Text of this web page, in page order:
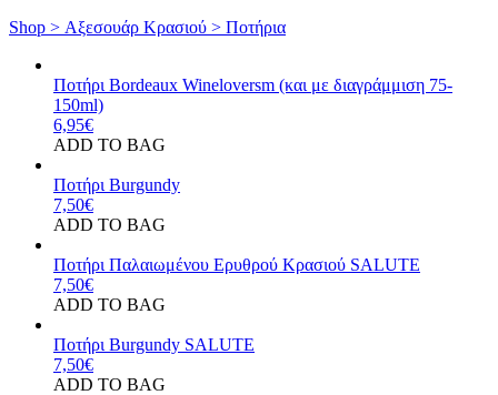
Shop > Aξεσουάρ Κρασιού > Ποτήρια
Ποτήρι Bordeaux Wineloversm (και με διαγράμμιση 75-
150ml)
6,95€
ADD TO BAG
Ποτήρι Burgundy
7,50€
ADD TO BAG
Ποτήρι Παλαιωμένου Ερυθρού Κρασιού SALUTE
7,50€
ADD TO BAG
Ποτήρι Burgundy SALUTE
7,50€
ADD TO BAG